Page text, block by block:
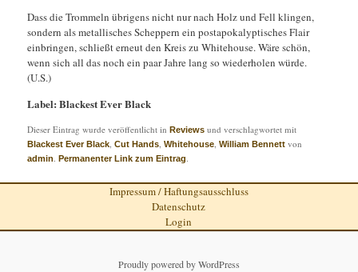
Dass die Trommeln übrigens nicht nur nach Holz und Fell klingen,
sondern als metallisches Scheppern ein postapokalyptisches Flair
einbringen, schließt erneut den Kreis zu Whitehouse. Wäre schön,
wenn sich all das noch ein paar Jahre lang so wiederholen würde.
(U.S.)
Label: Blackest Ever Black
Dieser Eintrag wurde veröffentlicht inReviews und verschlagwortet mit
Blackest Ever Black,Cut Hands,Whitehouse,William Bennett von
admin.Permanenter Link zum Eintrag.
Impressum / Haftungsausschluss
Datenschutz
Login
Proudly powered by WordPress